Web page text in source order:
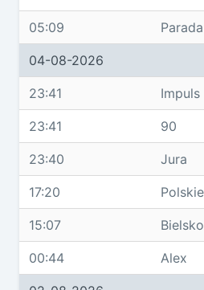
05:09 Parada
04-08-2026
23:41 Impuls
23:41 90
23:40 Jura
17:20
15:07 Bielsko
00:44 Alex